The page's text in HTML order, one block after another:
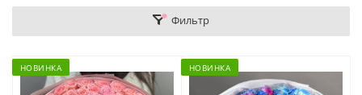
Фильтр
НОВИНКА НОВИНКА